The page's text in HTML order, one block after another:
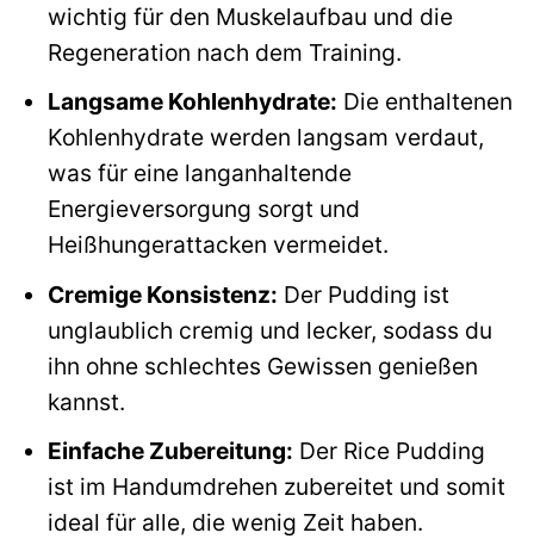
wichtig für den Muskelaufbau und die
Regeneration nach dem Training.
Langsame Kohlenhydrate: Die enthaltenen
Kohlenhydrate werden langsam verdaut,
was für eine langanhaltende
Energieversorgung sorgt und
Heißhungerattacken vermeidet.
Cremige Konsistenz: Der Pudding ist
unglaublich cremig und lecker, sodass du
ihn ohne schlechtes Gewissen genießen
kannst.
Einfache Zubereitung: Der Rice Pudding
ist im Handumdrehen zubereitet und somit
ideal für alle, die wenig Zeit haben.